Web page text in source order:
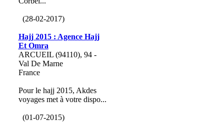
(28-02-2017)
Hajj 2015 : Agence Hajj
Et Omra
ARCUEIL (94110), 94 -
Val De Marne
France
Pour le hajj 2015, Akdes
voyages met à votre dispo...
(01-07-2015)